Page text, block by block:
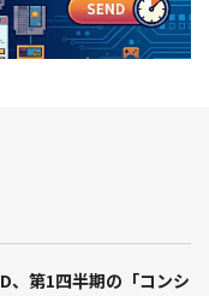
、第1四半期の「コンシ